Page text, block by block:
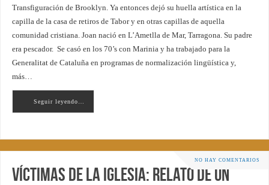
Transfiguración de Brooklyn. Ya entonces dejó su huella artística en la
capilla de la casa de retiros de Tabor y en otras capillas de aquella
comunidad cristiana. Joan nació en L’Ametlla de Mar, Tarragona. Su padre
era pescador. Se casó en los 70’s con Marinia y ha trabajado para la
Generalitat de Cataluña en programas de normalización lingüística y,
más…
Seguir leyendo…
NO HAY COMENTARIOS
Víctimas de la Iglesia: relato de un